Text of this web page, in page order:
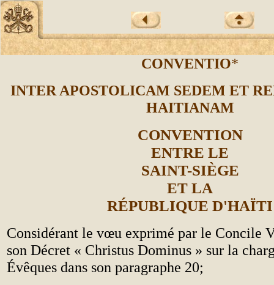
CONVENTIO*
INTER APOSTOLICΑM SEDEM ET
HAITIANAM
CONVENTION
ENTRE LE
SAINT-SIÈGE
ET LA
RÉPUBLIQUE D'HAÏTI
Considérant le vœu exprimé par le Concile
son Décret « Christus Dominus » sur la
Évêques dans son paragraphe 20;